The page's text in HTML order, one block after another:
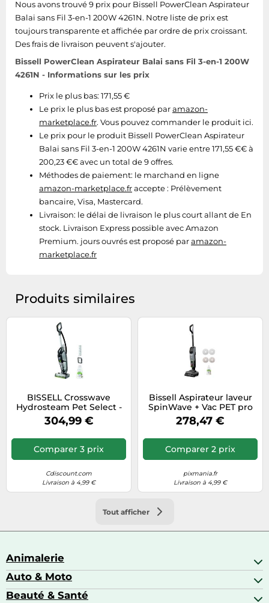
Nous avons trouvé 9 prix pour Bissell PowerClean Aspirateur
Balai sans Fil 3-en-1 200W 4261N. Notre liste de prix est
toujours transparente et affichée par ordre de prix croissant.
Des frais de livraison peuvent s'ajouter.
Bissell PowerClean Aspirateur Balai sans Fil 3-en-1 200W
4261N - Informations sur les prix
Prix le plus bas: 171,55 €
Le prix le plus bas est proposé paramazon-
marketplace.fr. Vous pouvez commander le produit ici.
Le prix pour le produit Bissell PowerClean Aspirateur
Balai sans Fil 3-en-1 200W 4261N varie entre 171,55 €€ à
200,23 €€ avec un total de 9 offres.
Méthodes de paiement: le marchand en ligne
amazon-marketplace.fraccepte : Prélèvement
bancaire, Visa, Mastercard.
Livraison: le délai de livraison le plus court allant de En
stock. Livraison Express possible avec Amazon
Premium. jours ouvrés est proposé paramazon-
marketplace.fr
Produits similaires
BISSELL Crosswave
Hydrosteam Pet Select -
Nettoyeur multifonction
304,99 €
Comparer 3 prix
Cdiscount.com
Livraison à 4,99 €
Bissell Aspirateur laveur
SpinWave + Vac PET pro
B3898N
278,47 €
Comparer 2 prix
pixmania.fr
Livraison à 4,99 €
Tout afficher
Animalerie
Abris pour animaux sauvages
Aquariophilie
Auto & Moto
Accessoires auto
Beauté & Santé